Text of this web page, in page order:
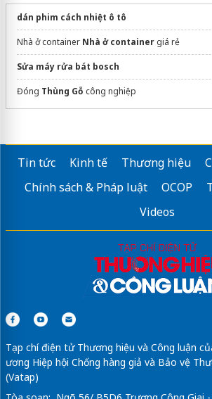
dán phim cách nhiệt ô tô
Nhà ở container Nhà ở containergiá rẻ
Sửa máy rửa bát bosch
Đóng Thùng Gỗ công nghiệp
Tin tức Kinh tế Thương hiệu
Chính sách & Pháp luật
OCOP
Videos
Tạp chí điện tử Thương hiệu và Công luận
ương Hiệp hội Chống hàng giả và Bảo vệ
(Vatap)